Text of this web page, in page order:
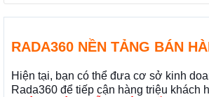
RADA360 NỀN TẢNG BÁN
Hiện tại, bạn có thể đưa cơ sở kinh
Rada360 để tiếp cận hàng triệu khách